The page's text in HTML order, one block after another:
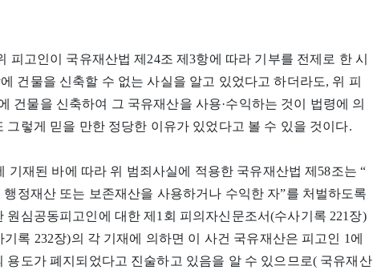
피고인이 국유재산법 제24조 제3항에 따라 기부를 전제로 한 시
건물을 신축할 수 없는 사실을 알고 있었다고 하더라도, 위 피
건물을 신축하여 그 국유재산을 사용·수익하는 것이 법령에 의
그렇게 믿을 만한 정당한 이유가 있었다고 볼 수 있을 것이다.
기재된 바에 따라 위 범죄사실에 적용한 국유재산법 제58조는 “
정재산 또는 보존재산을 사용하거나 수익한 자”를 처벌하도록
원심공동피고인에 대한 제1회 피의자신문조서(수사기록 221장)
록 232장)의 각 기재에 의하면 이 사건 국유재산은 피고인 1에
용도가 폐지되었다고 진술하고 있음을 알 수 있으므로( 국유재산